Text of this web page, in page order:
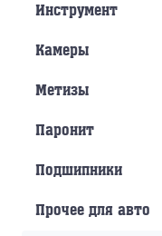
Инструмент
Камеры
Метизы
Паронит
Подшипники
Прочее для авто